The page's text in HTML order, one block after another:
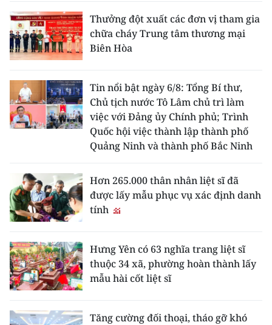
Thưởng đột xuất các đơn vị tham gia
chữa cháy Trung tâm thương mại
Biên Hòa
Tin nổi bật ngày 6/8: Tổng Bí thư,
Chủ tịch nước Tô Lâm chủ trì làm
việc với Đảng ủy Chính phủ; Trình
Quốc hội việc thành lập thành phố
Quảng Ninh và thành phố Bắc Ninh
Hơn 265.000 thân nhân liệt sĩ đã
được lấy mẫu phục vụ xác định danh
tính
Hưng Yên có 63 nghĩa trang liệt sĩ
thuộc 34 xã, phường hoàn thành lấy
mẫu hài cốt liệt sĩ
Tăng cường đối thoại, tháo gỡ khó